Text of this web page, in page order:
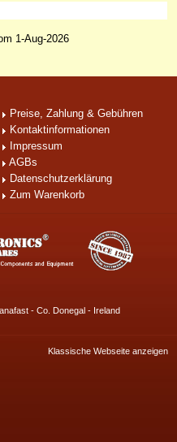
1-Aug-2026
Preise, Zahlung & Gebühren
Kontaktinformationen
Impressum
AGBs
Datenschutzerklärung
Zum Warenkorb
- Co. Donegal - Ireland
Klassische Webseite anzeigen